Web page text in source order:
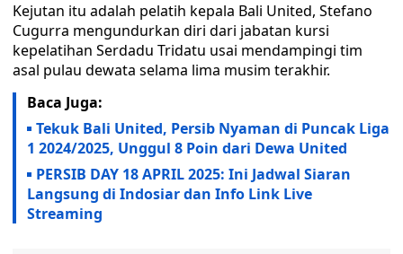
Kejutan itu adalah pelatih kepala Bali United, Stefano
Cugurra mengundurkan diri dari jabatan kursi
kepelatihan Serdadu Tridatu usai mendampingi tim
asal pulau dewata selama lima musim terakhir.
Baca Juga:
Tekuk Bali United, Persib Nyaman di Puncak Liga
1 2024/2025, Unggul 8 Poin dari Dewa United
PERSIB DAY 18 APRIL 2025: Ini Jadwal Siaran
Langsung di Indosiar dan Info Link Live
Streaming